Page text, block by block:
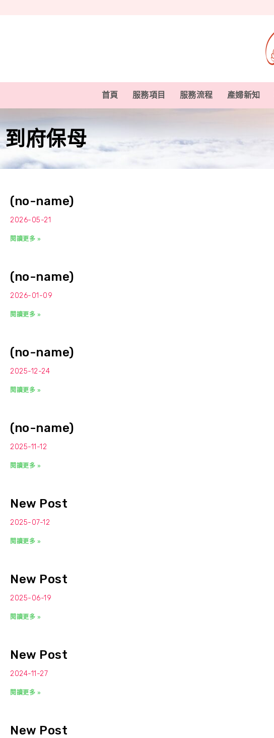
首頁 服務項目 服務流程 產婦新知
到府保母
(no-name)
2026-05-21
閱讀更多 »
(no-name)
2026-01-09
閱讀更多 »
(no-name)
2025-12-24
閱讀更多 »
(no-name)
2025-11-12
閱讀更多 »
New Post
2025-07-12
閱讀更多 »
New Post
2025-06-19
閱讀更多 »
New Post
2024-11-27
閱讀更多 »
New Post